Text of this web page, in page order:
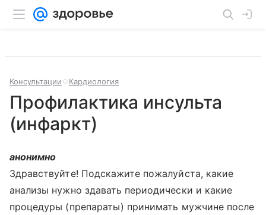
Консультации Кардиология
Профилактика инсульта
(инфаркт)
анонимно
Здравствуйте! Подскажите пожалуйста, какие
анализы нужно здавать периодически и какие
процедуры (препараты) принимать мужчине после